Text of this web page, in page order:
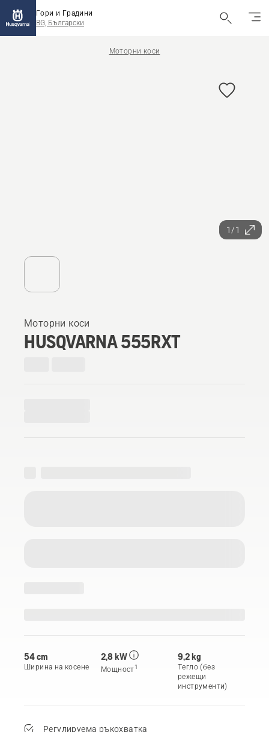
Гори и Градини
BG, Български
Моторни коси
1/1
Моторни коси
HUSQVARNA 555RXT
54 cm
Ширина на косене
2,8 kW
Мощност1
9,2 kg
Тегло (без
режещи
инструменти)
Регулируема ръкохватка